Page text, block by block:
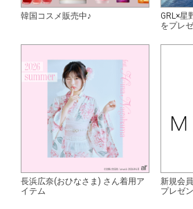
韓国コスメ販売中♪
GRL×星
をプレ
長浜広奈(おひなさま) さん着用ア
イテム
新規会
プレゼ